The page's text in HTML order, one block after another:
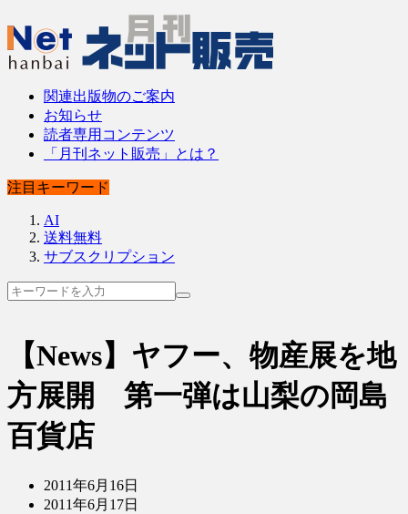
関連出版物のご案内
お知らせ
読者専用コンテンツ
「月刊ネット販売」とは？
注目キーワード
AI
送料無料
サブスクリプション
【News】ヤフー、物産展を地
方展開 第一弾は山梨の岡島
百貨店
2011年6月16日
2011年6月17日